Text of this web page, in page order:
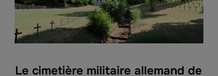
Le cimetière militaire allemand de